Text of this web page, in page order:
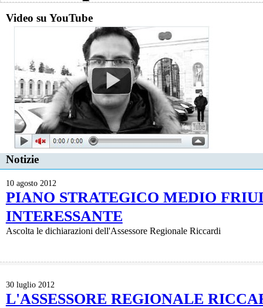
Video su YouTube
Notizie
10 agosto 2012
PIANO STRATEGICO MEDIO
INTERESSANTE
Ascolta le dichiarazioni dell'Assessore Regionale Riccardi
30 luglio 2012
L'ASSESSORE REGIONALE